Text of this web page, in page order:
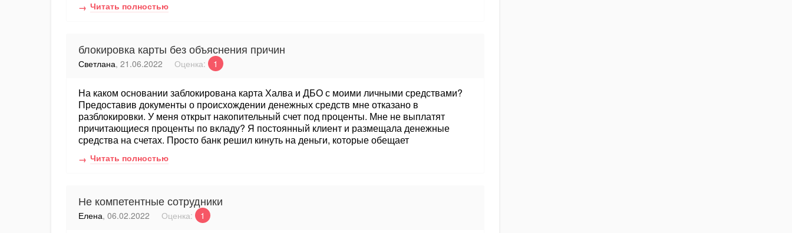
Читать полностью
блокировка карты без объяснения причин
Светлана, 21.06.2022 Оценка: 1
На каком основании заблокирована карта Халва и ДБО с моими личными средствами?
Предоставив документы о происхождении денежных средств мне отказано в
разблокировки. У меня открыт накопительный счет под проценты. Мне не выплатят
причитающиеся проценты по вкладу? Я постоянный клиент и размещала денежные
средства на счетах. Просто банк решил кинуть на деньги, которые обещает
Читать полностью
Не компетентные сотрудники
Елена, 06.02.2022 Оценка: 1